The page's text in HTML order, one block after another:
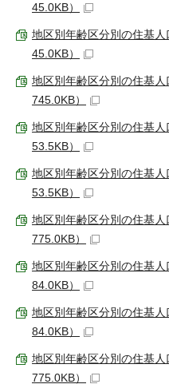
45.0KB）
地区別年齢区分別の住基
45.0KB）
地区別年齢区分別の住基
745.0KB）
地区別年齢区分別の住基
53.5KB）
地区別年齢区分別の住基
53.5KB）
地区別年齢区分別の住基
775.0KB）
地区別年齢区分別の住基
84.0KB）
地区別年齢区分別の住基
84.0KB）
地区別年齢区分別の住基
775.0KB）